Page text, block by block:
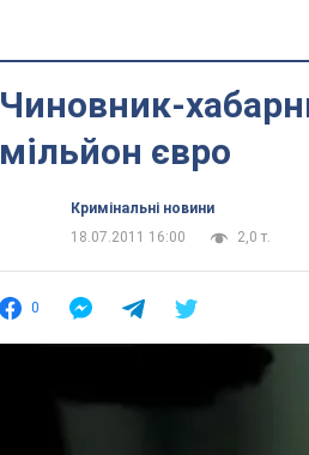
Чиновник-
мільйон євро
Кримінальні новини
18.07.2011 16:00
2,0 т.
0